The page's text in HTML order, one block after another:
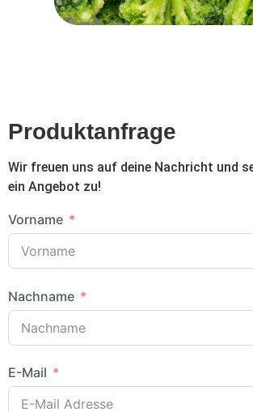
Produktanfrage
Wir freuen uns auf deine Nachricht und
ein Angebot zu!
Vorname
Nachname
E-Mail